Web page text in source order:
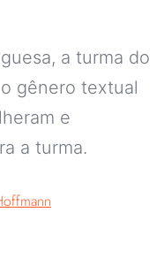
a turma do
gênero textual
e
a turma.